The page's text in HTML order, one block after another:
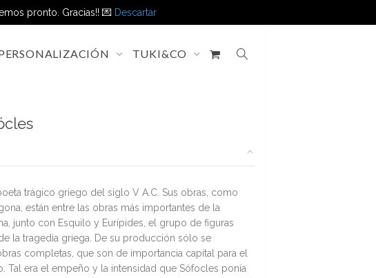
TUKI&CO
trágico griego del siglo V A.C. Sus obras, como
están entre las obras más importantes de la
junto con Esquilo y Eurípides, el grupo de figuras
la tragedia griega. De su producción sólo se
completas, que son de importancia capital para el
Tal era el empeño y la intensidad que Sófocles ponía
pronto. Gracias!! 💌 Descartar